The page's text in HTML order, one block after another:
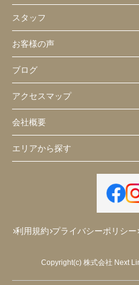
スタッフ
お客様の声
ブログ
アクセスマップ
会社概要
エリアから探す
利用規約 プライバシーポリシー
Copyright(c) 株式会社 Next